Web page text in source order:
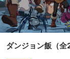
ダンジョン飯 （